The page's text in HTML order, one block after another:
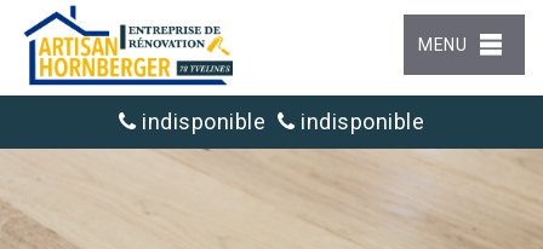
MENU
indisponible indisponible